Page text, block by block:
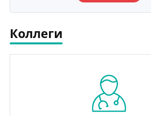
Коллеги